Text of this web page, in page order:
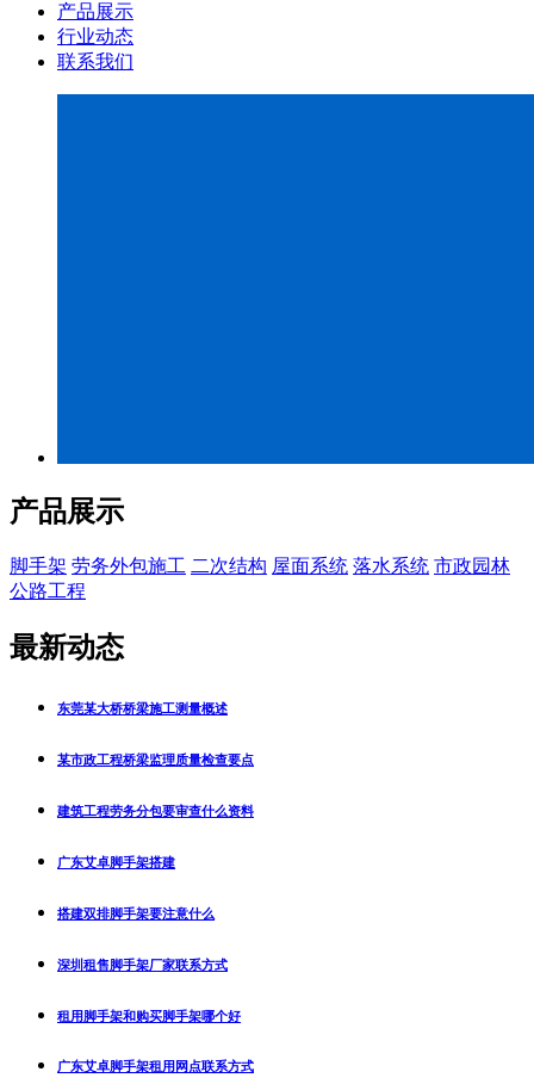
产品展示
行业动态
联系我们
产品展示
脚手架 劳务外包施工 二次结构 屋面系统 落水系统 市政园林
公路工程
最新动态
东莞某大桥桥梁施工测量概述
某市政工程桥梁监理质量检查要点
建筑工程劳务分包要审查什么资料
广东艾卓脚手架搭建
搭建双排脚手架要注意什么
深圳租售脚手架厂家联系方式
租用脚手架和购买脚手架哪个好
广东艾卓脚手架租用网点联系方式